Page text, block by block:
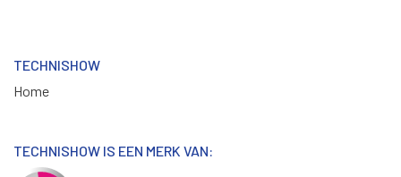
TECHNISHOW
Home
TECHNISHOW IS EEN MERK VAN: